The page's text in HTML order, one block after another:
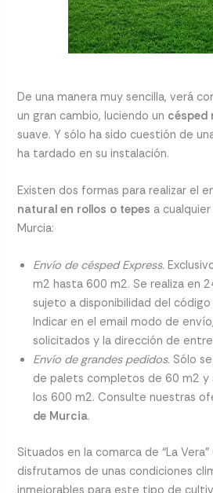
De una manera muy sencilla, verá
un gran cambio, luciendo un césped
suave. Y sólo ha sido cuestión de
ha tardado en su instalación.
Existen dos formas para realizar el
natural en rollos o tepes a
Murcia:
Envío de césped Express.
m2 hasta 600 m2. Se realiza en
sujeto a disponibilidad del
Indicar en el email modo de
solicitados y la dirección de
Envío de grandes pedidos. Sólo
de palets completos de 60 m2 y
los 600 m2. Consulte nuestras
de Murcia.
Situados en la comarca de “La
disfrutamos de unas condiciones